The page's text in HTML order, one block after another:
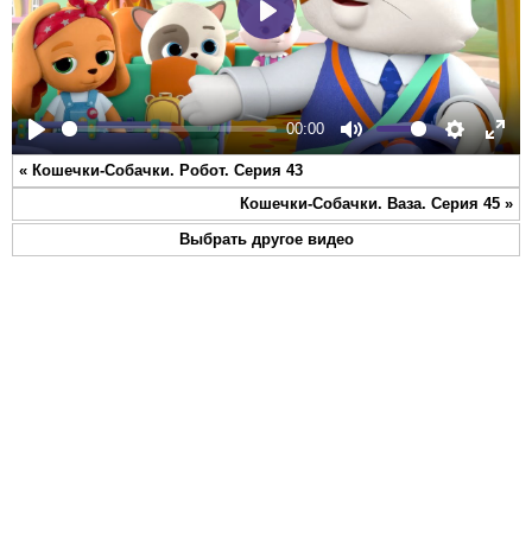
Play
00:00
Mute Settings
Play
« Кошечки-Собачки. Робот. Серия 43
Кошечки-Собачки. Ваза. Серия 45 »
Выбрать другое видео